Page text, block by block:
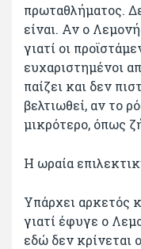
πρωταθλήματος.
είναι. Αν ο
γιατί οι
ευχαριστημένοι
παίζει και δεν
βελτιωθεί, αν το
μικρότερο, όπως
Η ωραία
Υπάρχει αρκετός
γιατί έφυγε ο
εδώ δεν κρίνεται